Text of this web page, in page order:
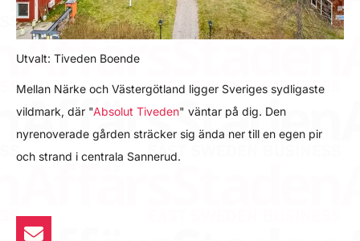
Utvalt: Tiveden Boende
Mellan Närke och Västergötland ligger Sveriges sydligaste
vildmark, där "Absolut Tiveden" väntar på dig. Den
nyrenoverade gården sträcker sig ända ner till en egen pir
och strand i centrala Sannerud.